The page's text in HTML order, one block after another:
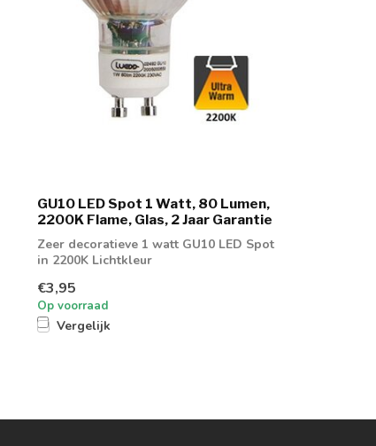
GU10 LED Spot 1 Watt, 80 Lumen,
2200K Flame, Glas, 2 Jaar Garantie
Zeer decoratieve 1 watt GU10 LED Spot
in 2200K Lichtkleur
€3,95
Op voorraad
Vergelijk